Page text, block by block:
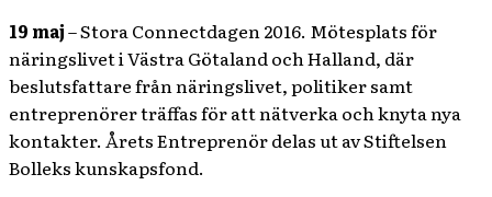
19 maj– Stora Connectdagen 2016. Mötesplats för
näringslivet i Västra Götaland och Halland, där
beslutsfattare från näringslivet, politiker samt
entreprenörer träffas för att nätverka och knyta nya
kontakter. Årets Entreprenör delas ut av Stiftelsen
Bolleks kunskapsfond.